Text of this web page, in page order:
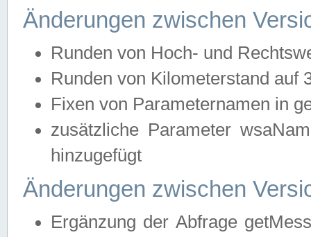
Änderungen zwischen
Runden von Hoch- und
Runden von Kilometerstand auf
Fixen von Parameternamen in
zusätzliche Parameter
hinzugefügt
Änderungen zwischen
Ergänzung der Abfrage